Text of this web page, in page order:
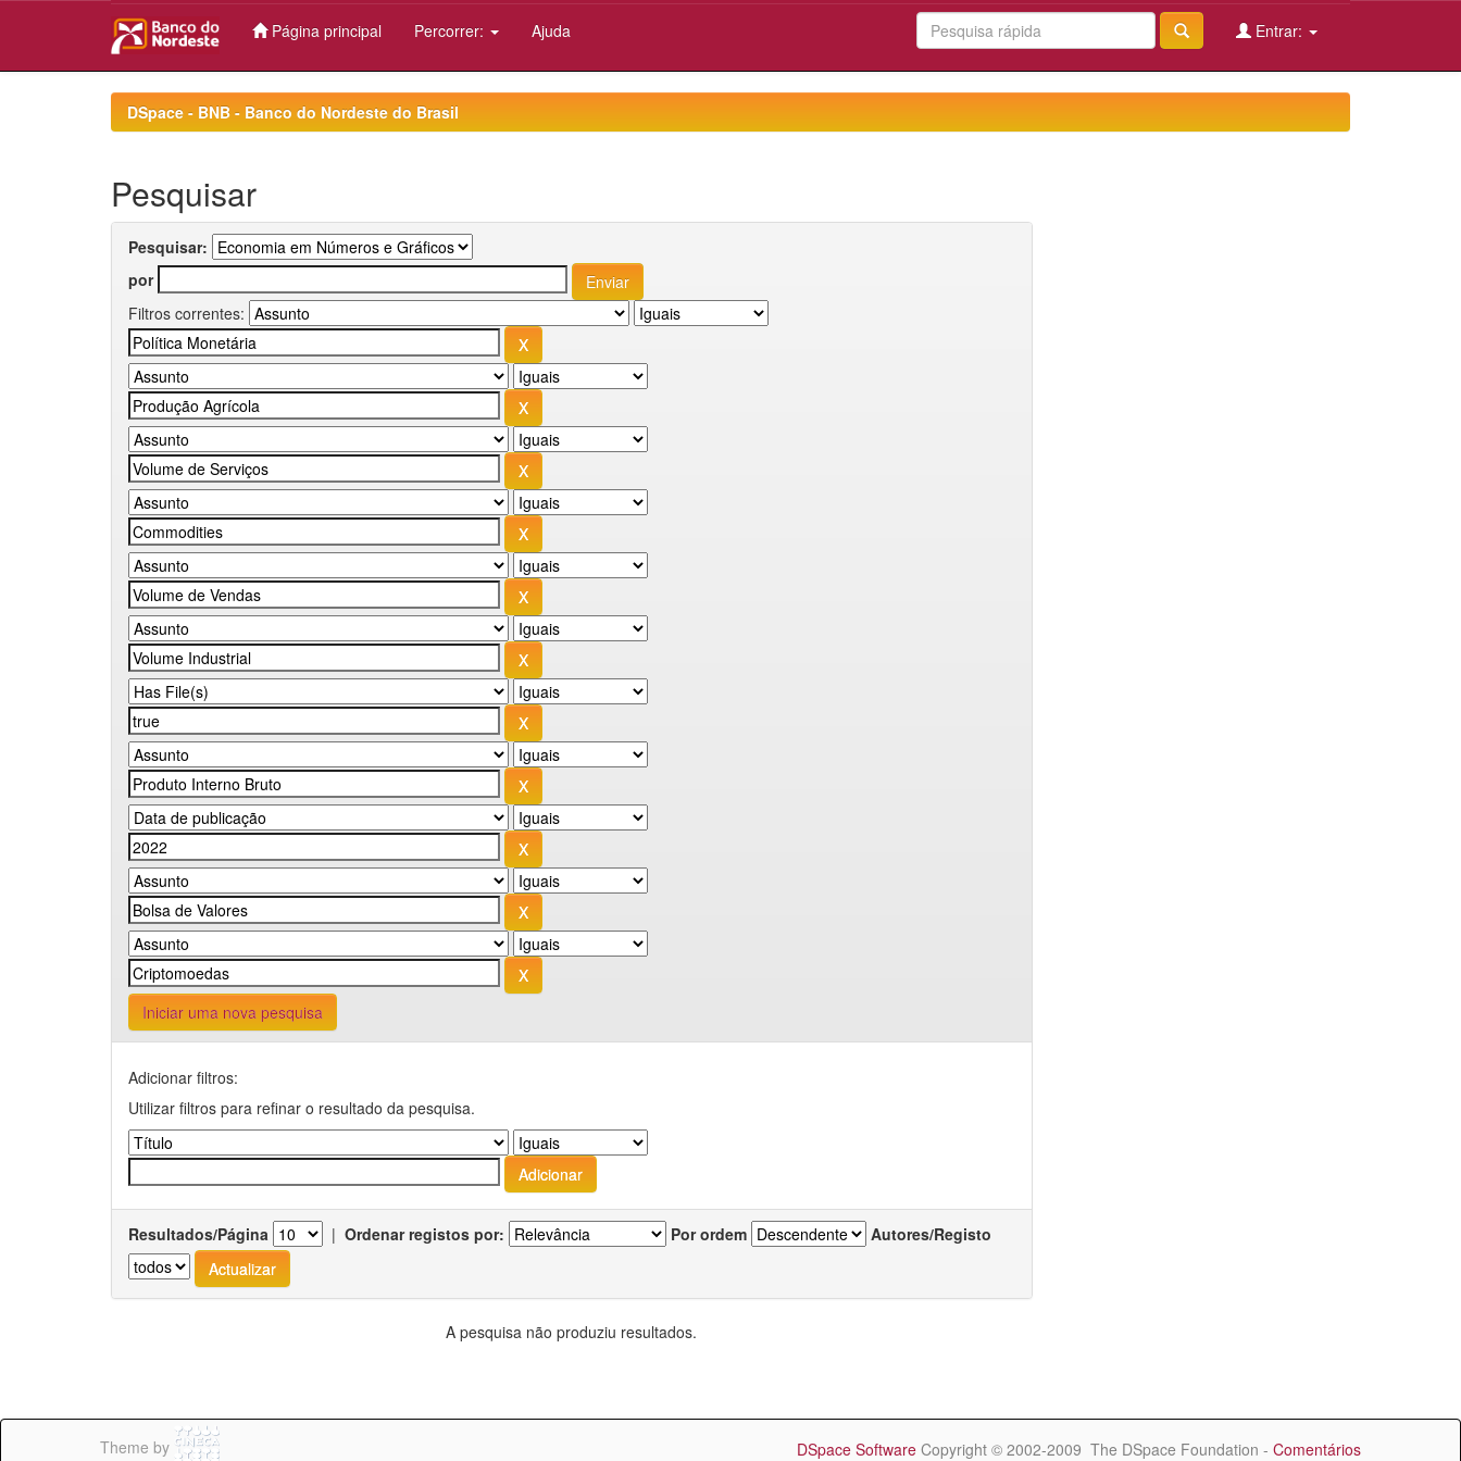
Página principal Percorrer: Ajuda Entrar:
DSpace - BNB - Banco do Nordeste do Brasil
Pesquisar
Pesquisar:
por
Filtros correntes:
Iniciar uma nova pesquisa
Adicionar filtros:
Utilizar filtros para refinar o resultado da pesquisa.
Resultados/Página | Ordenar registos por: Por ordem Autores/Registo
A pesquisa não produziu resultados.
Theme by DSpace Software Copyright © 2002-2009 The DSpace Foundation - Comentários